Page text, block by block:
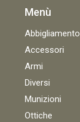
Menù
Abbigliamento
Accessori
Armi
Diversi
Munizioni
Ottiche